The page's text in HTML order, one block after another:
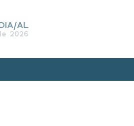
AL
2026